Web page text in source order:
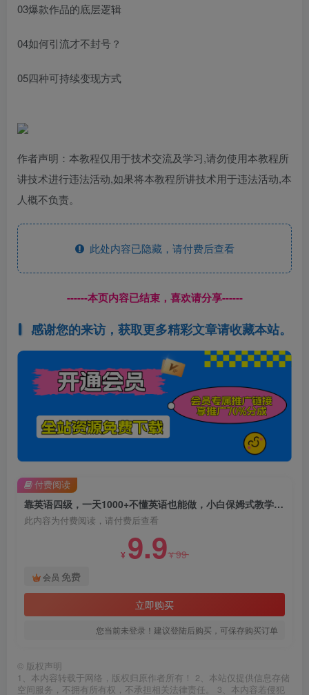
03爆款作品的底层逻辑
04如何引流才不封号？
05四种可持续变现方式
作者声明：本教程仅用于技术交流及学习,请勿使用本教程所
讲技术进行违法活动,如果将本教程所讲技术用于违法活动,本
人概不负责。
此处内容已隐藏，请付费后查看
------本页内容已结束，喜欢请分享------
感谢您的来访，获取更多精彩文章请收藏本站。
靠英语四级，一天1000+不懂英语也能做，小白保姆式教学(附:1800G资料）【揭秘】
此内容为付费阅读，请付费后查看
¥ 9.9¥99
会员 免费
立即购买
您当前未登录！建议登陆后购买，可保存购买订单
付费阅读
© 版权声明
1、本内容转载于网络，版权归原作者所有！ 2、本站仅提供信息存储
空间服务，不拥有所有权，不承担相关法律责任。 3、本内容若侵犯